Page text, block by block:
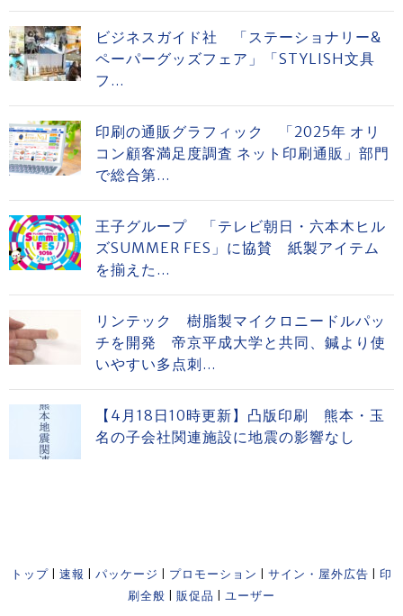
ビジネスガイド社 「ステーショナリー&
ペーパーグッズフェア」「STYLISH文具
フ...
印刷の通販グラフィック 「2025年 オリ
コン顧客満足度調査 ネット印刷通販」部門
で総合第...
王子グループ 「テレビ朝日・六本木ヒル
ズSUMMER FES」に協賛 紙製アイテム
を揃えた...
リンテック 樹脂製マイクロニードルパッ
チを開発 帝京平成大学と共同、鍼より使
いやすい多点刺...
【4月18日10時更新】凸版印刷 熊本・玉
名の子会社関連施設に地震の影響なし
トップ 速報 パッケージ プロモーション サイン・屋外広告
印
刷全般
販促品 ユーザー